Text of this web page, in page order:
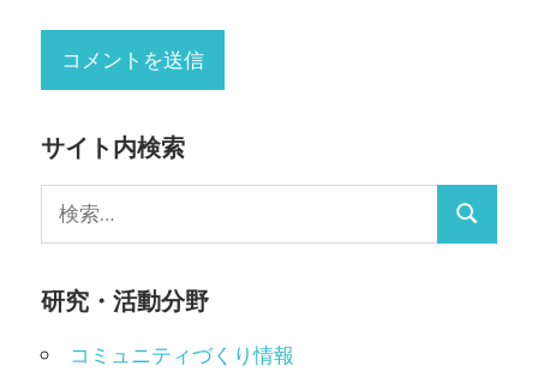
サイト内検索
索:
検
研究・活動分野
コミュニティづくり情報